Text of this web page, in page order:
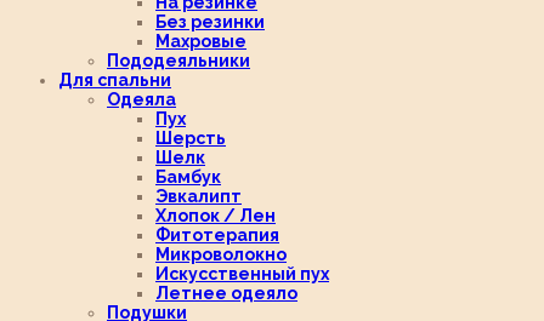
Без резинки
Махровые
Пододеяльники
Для спальни
Одеяла
Пух
Шерсть
Шелк
Бамбук
Эвкалипт
Хлопок / Лен
Фитотерапия
Микроволокно
Искусственный пух
Летнее одеяло
Подушки